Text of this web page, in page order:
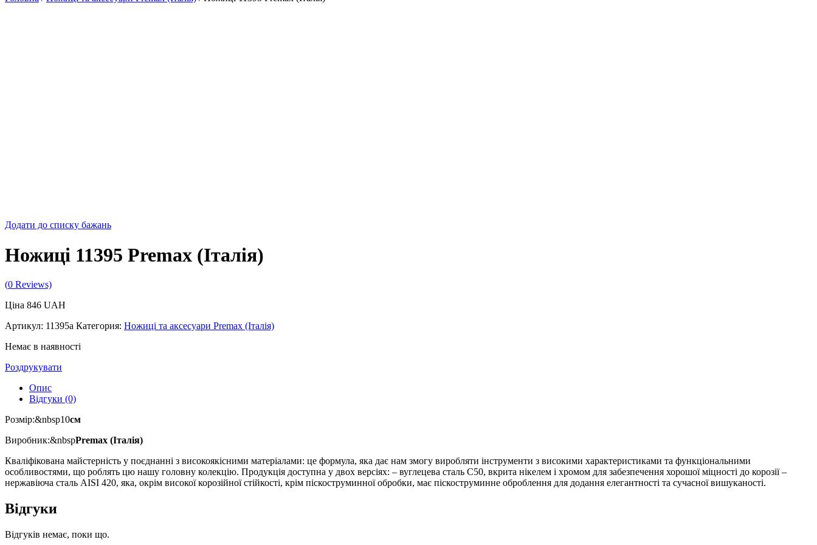
Додати до списку бажань
Ножиці 11395 Premax (Італія)
(0 Reviews)
Ціна 846 UAH
Артикул: 11395a Категория: Ножиці та аксесуари Premax (Італія)
Немає в наявності
Роздрукувати
Опис
Відгуки (0)
Розмір:&nbsp10см
Виробник:&nbspPremax (Італія)
Кваліфікована майстерність у поєднанні з високоякісними матеріалами: це формула, яка дає нам змогу виробляти інструменти з високими характеристиками та функціональними
особливостями, що роблять цю нашу головну колекцію. Продукція доступна у двох версіях: – вуглецева сталь C50, вкрита нікелем і хромом для забезпечення хорошої міцності до корозії –
нержавіюча сталь AISI 420, яка, окрім високої корозійної стійкості, крім піскоструминної обробки, має піскоструминне оброблення для додання елегантності та сучасної вишуканості.
Відгуки
Відгуків немає, поки що.